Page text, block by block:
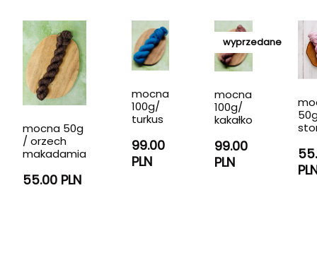
mocna 50g
/ orzech
makadamia
55.00 PLN
mocna
100g/
turkus
99.00
PLN
wyprzedane
mocna
100g/
kakałko
99.00
PLN